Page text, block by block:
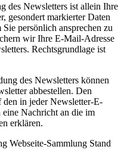
des Newsletters ist allein Ihre
gesondert markierter Daten
persönlich ansprechen zu
wir Ihre E-Mail-Adresse
Rechtsgrundlage ist
des Newsletters können
abbestellen. Den
in jeder Newsletter-E-
Nachricht an die im
erklären.
Webseite-Sammlung Stand